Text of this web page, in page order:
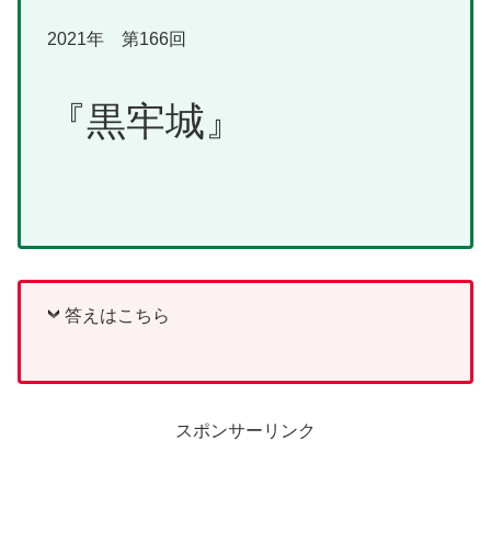
2021年 第166回
『黒牢城』
答えはこちら
スポンサーリンク